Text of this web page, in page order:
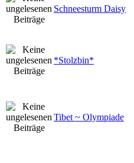
Schneesturm Daisy
*Stolzbin*
Tibet ~ Olympiade